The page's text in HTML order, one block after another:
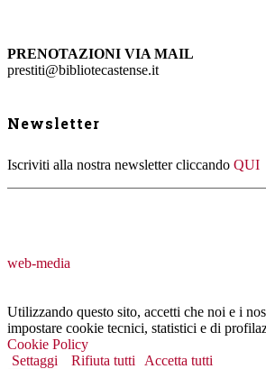
PRENOTAZIONI VIA MAIL
prestiti@bibliotecastense.it
Newsletter
Iscriviti alla nostra newsletter cliccando QUI
web-media
Utilizzando questo sito, accetti che noi e i
impostare cookie tecnici, statistici e di
Cookie Policy
Settaggi
Rifiuta tutti Accetta tutti